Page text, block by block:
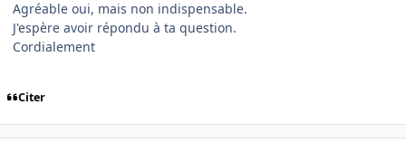
Agréable oui, mais non indispensable.
J'espère avoir répondu à ta question.
Cordialement
Citer